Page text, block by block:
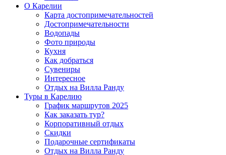
О Карелии
Карта достопримечательностей
Достопримечательности
Водопады
Фото природы
Кухня
Как добраться
Сувениры
Интересное
Отдых на Вилла Ранду
Туры в Карелию
График маршрутов 2025
Как заказать тур?
Корпоративный отдых
Скидки
Подарочные сертификаты
Отдых на Вилла Ранду